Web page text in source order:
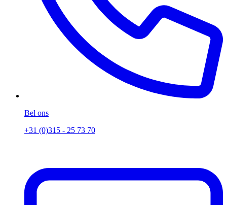
Bel ons
+31 (0)315 - 25 73 70